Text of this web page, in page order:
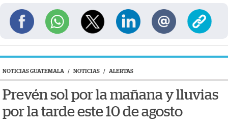
NOTICIAS GUATEMALA / NOTICIAS / ALERTAS
Prevén sol por la mañana y lluvias
por la tarde este 10 de agosto